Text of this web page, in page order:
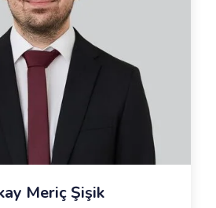
Meriç Şişik